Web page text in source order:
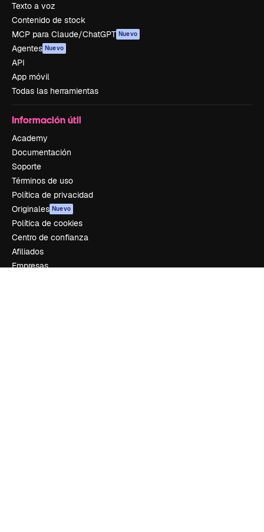
Texto a voz
Contenido de stock
MCP para Claude/ChatGPT Nuevo
Agentes Nuevo
API
App móvil
Todas las herramientas
Información útil
Academy
Documentación
Soporte
Términos de uso
Política de privacidad
Originales Nuevo
Política de cookies
Centro de confianza
Afiliados
Empresas